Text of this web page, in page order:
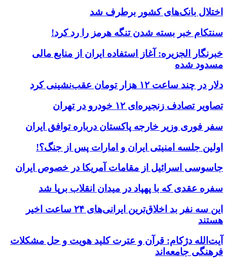
اختلال بانک‌های کشور برطرف شد
سنتکام خبر بسته شدن تنگه هرمز را رد کرد!
خبرنگار الجزیره: آغاز استفاده ایران از منابع مالی
مسدود شده
دلار در چند ساعت ۱۲ هزار تومان عقب‌نشینی کرد
تصاویر تصادف زنجیره‌ای ۱۲ خودرو در تهران
سفر فوری وزیر خارجه پاکستان درباره توافق ایران
اولین جلسه امنیتی ایران و امارات پس از جنگ؟!
جاسوسی اسرائیل از مقامات آمریکا در خصوص ایران
سفره عقدی که با پهپاد در میدان انقلاب برپا شد
این سه نفر بد اخلاق‌ترین ایرانی‌های ۲۴ ساعت اخیر
هستند
آیت‌الله دژکام: قرآن و عترت کلید هویت و حل مشکلات
فرهنگی جامعه‌اند